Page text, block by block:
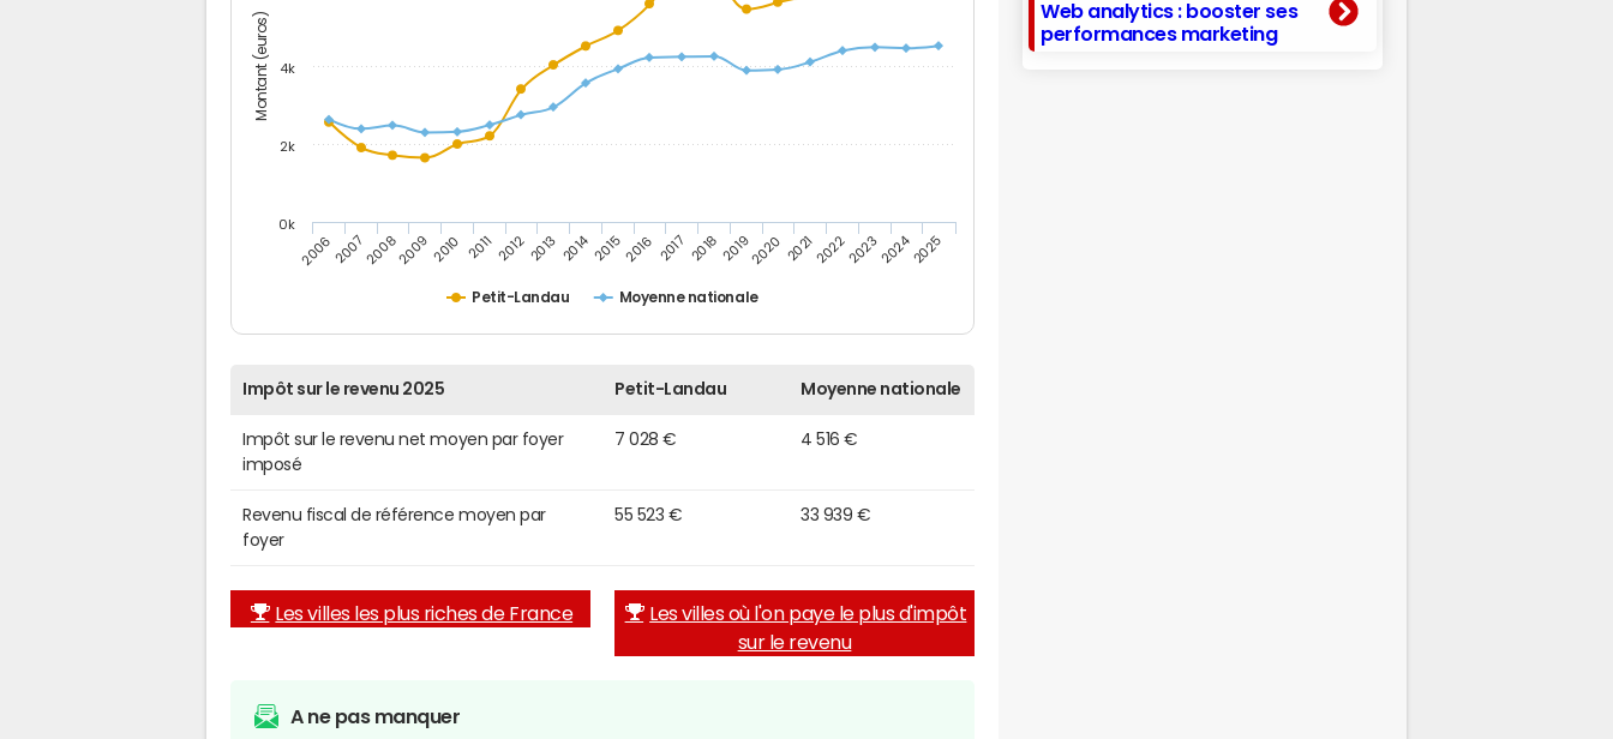
Montant (euros)
Petit-Landau Moyenne nationale
20062007200820092010 2011 20122013 201420152016 2017 201820192020 20212022202320242025
0k
2k
4k
Impôt sur le revenu 2025 Petit-Landau Moyenne nationale
Impôt sur le revenu net moyen par foyer
imposé
7 028 € 4 516 €
Revenu fiscal de référence moyen par
foyer
55 523 € 33 939 €
Les villes les plus riches de France
Les villes où l'on paye le plus d'impôt
sur le revenu
A ne pas manquer
Web analytics : booster ses
performances marketing